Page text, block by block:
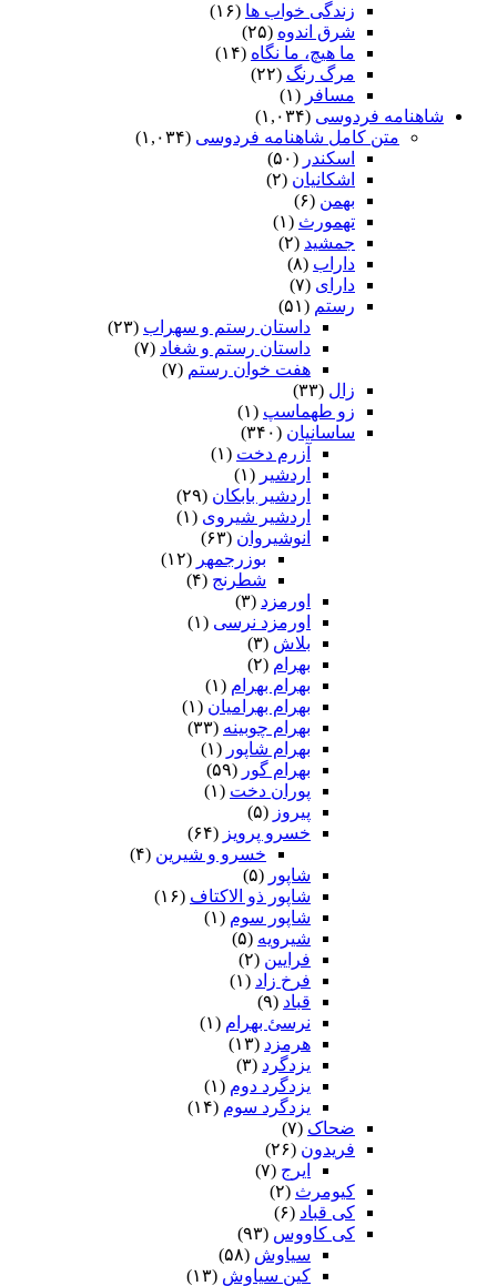
زندگی خواب ها (۱۶)
شرق اندوه (۲۵)
ما هیچ، ما نگاه (۱۴)
مرگ رنگ (۲۲)
مسافر (۱)
شاهنامه فردوسی (۱,۰۳۴)
متن کامل شاهنامه فردوسی (۱,۰۳۴)
اسکندر (۵۰)
اشکانیان (۲)
بهمن (۶)
تهمورث (۱)
جمشید (۲)
داراب (۸)
دارای (۷)
رستم (۵۱)
داستان رستم و سهراب (۲۳)
داستان رستم و شغاد (۷)
هفت خوان رستم‏ (۷)
زال (۳۳)
زو طهماسپ‏ (۱)
ساسانیان (۳۴۰)
آزرم دخت (۱)
اردشیر (۱)
اردشیر بابکان (۲۹)
اردشیر شیروی (۱)
انوشیروان (۶۳)
بوزرجمهر (۱۲)
شطرنج (۴)
اورمزد (۳)
اورمزد نرسى‏ (۱)
بلاش (۳)
بهرام (۲)
بهرام بهرام (۱)
بهرام بهرامیان‏ (۱)
بهرام چوبینه (۳۳)
بهرام شاپور (۱)
بهرام گور (۵۹)
پوران دخت (۱)
پیروز (۵)
خسرو پرویز (۶۴)
خسرو و شیرین (۴)
شاپور (۵)
شاپور ذو الاکتاف (۱۶)
شاپور سوم‏ (۱)
شیرویه (۵)
فرایین (۲)
فرخ زاد (۱)
قباد (۹)
نرسئ بهرام‏ (۱)
هرمزد (۱۳)
یزدگرد (۳)
یزدگرد دوم (۱)
یزدگرد سوم (۱۴)
ضحاک (۷)
فریدون (۲۶)
ایرج (۷)
کیومرث (۲)
کی قباد (۶)
کی کاووس (۹۳)
سیاوش (۵۸)
کین سیاوش (۱۳)